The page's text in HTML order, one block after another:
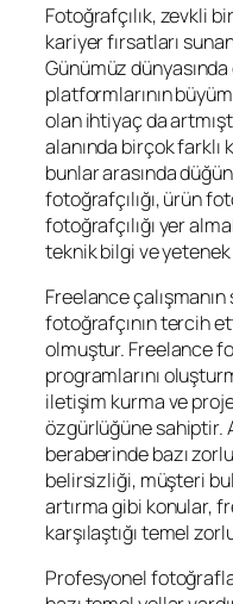
Fotoğrafçılık, zevkli
kariyer fırsatları
Günümüz
platformlarının
olan ihtiyaç da
alanında birçok farklı
bunlar arasında
fotoğrafçılığı, ürün
fotoğrafçılığı yer
teknik bilgi ve
Freelance
fotoğrafçının tercih
olmuştur. Freelance
programlarını
iletişim kurma ve
özgürlüğüne sahiptir.
beraberinde bazı
belirsizliği, müşteri
artırma gibi konular,
karşılaştığı temel
Profesyonel